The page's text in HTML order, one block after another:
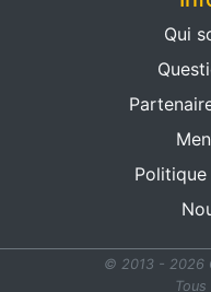
Qui
© 2013 - 2026